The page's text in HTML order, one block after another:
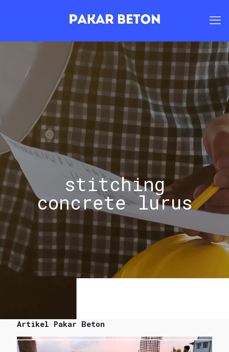
stitching
concrete lurus
Artikel Pakar Beton